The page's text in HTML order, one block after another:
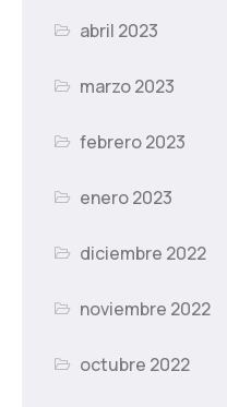
abril 2023
marzo 2023
febrero 2023
enero 2023
diciembre 2022
noviembre 2022
octubre 2022